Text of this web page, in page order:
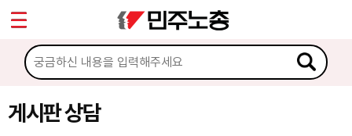
게시판 상담
마이페이지
소개
소식
Sketchbook5, 스케치북5